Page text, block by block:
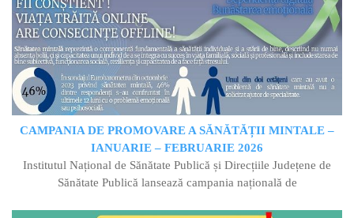
CAMPANIA DE PROMOVARE A SĂNĂTĂȚII MINTALE –
IANUARIE – FEBRUARIE 2026
Institutul Național de Sănătate Publică și Direcțiile Județene de
Sănătate Publică lansează campania națională de